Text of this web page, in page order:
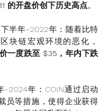
的开盘价创下历史高点。
下半年–2022年：随着比特
块链宏观环境的恶化，
一度跌至 $35，年内下跌
–2024年：COIN通过启动
员等措施，使得企业获得